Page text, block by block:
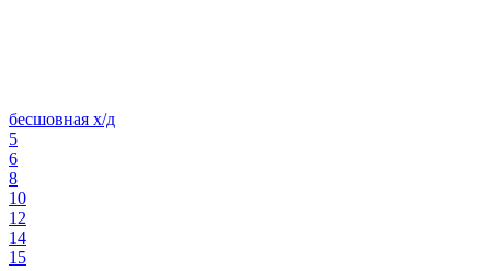
бесшовная х/д
5
6
8
10
12
14
15